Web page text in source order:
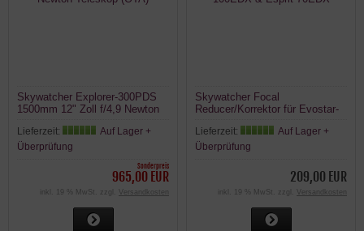
Skywatcher Explorer-300PDS
1500mm 12" Zoll f/4,9 Newton
Lieferzeit:
Auf Lager +
Überprüfung
Sonderpreis
965,00 EUR
inkl. 19 % MwSt. zzgl. Versandkosten
Skywatcher Focal
Reducer/Korrektor für Evostar-
Lieferzeit:
Auf Lager +
Überprüfung
209,00 EUR
inkl. 19 % MwSt. zzgl. Versandkosten